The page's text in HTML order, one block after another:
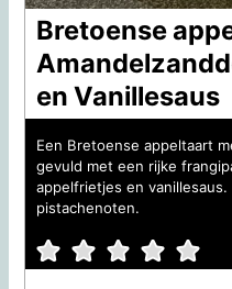
Bretoense
en Vanillesaus
Een Bretoense appeltaart
gevuld met een rijke
appelfrietjes en
pistachenoten.